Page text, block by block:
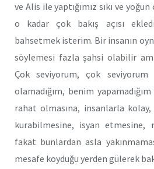
ve Alis ile yaptığımız sıkı ve
o kadar çok bakış açısı
bahsetmek isterim. Bir insanın
söylemesi fazla şahsi olabilir
Çok seviyorum, çok seviyorum
olamadığım, benim
rahat olmasına, insanlarla
kurabilmesine, isyan etmesine,
fakat bunlardan asla
mesafe koyduğu yerden gülerek